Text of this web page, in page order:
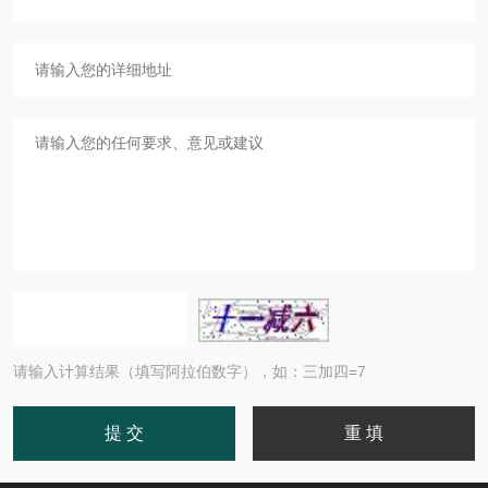
请输入计算结果（填写阿拉伯数字），如：三加四=7